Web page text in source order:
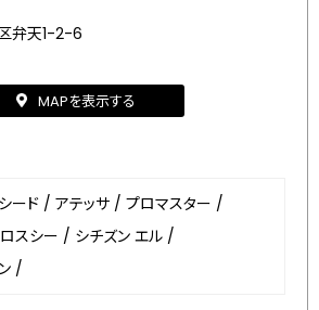
弁天1-2-6
MAPを表示する
ード / アテッサ / プロマスター /
スシー / シチズン エル /
/